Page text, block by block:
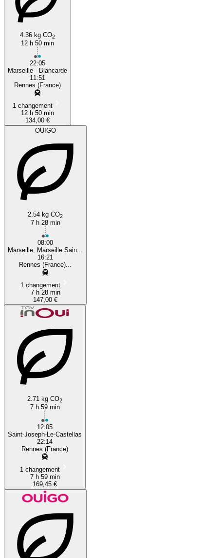
4.36 kg CO2
12 h 50 min
22:05
Marseille - Blancarde
11:51
Rennes (France)
1 changement
12 h 50 min
134,00 €
OUIGO
2.54 kg CO2
7 h 28 min
08:00
Marseille, Marseille Sain...
16:21
Rennes (France)...
1 changement
7 h 28 min
147,00 €
2.71 kg CO2
7 h 59 min
12:05
Saint-Joseph-Le-Castellas
22:14
Rennes (France)
1 changement
7 h 59 min
169,45 €